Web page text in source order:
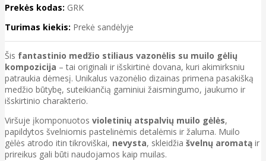
Prekės kodas: GRK
Turimas kiekis: Prekė sandėlyje
Šis fantastinio medžio stiliaus vazonėlis su muilo gėlių
kompozicija – tai originali ir išskirtinė dovana, kuri akimirksniu
patraukia dėmesį. Unikalus vazonėlio dizainas primena pasakišką
medžio būtybę, suteikiančią gaminiui žaismingumo, jaukumo ir
išskirtinio charakterio.
Viršuje įkomponuotos violetinių atspalvių muilo gėlės,
papildytos švelniomis pastelinėmis detalėmis ir žaluma. Muilo
gėlės atrodo itin tikroviškai, nevysta, skleidžia švelnų aromatą ir
prireikus gali būti naudojamos kaip muilas.